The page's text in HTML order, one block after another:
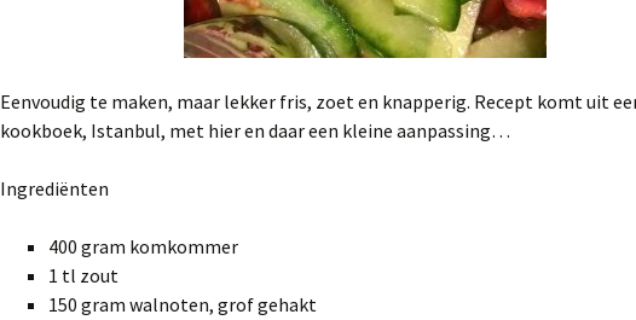
Eenvoudig te maken, maar lekker fris, zoet en knapperig. Recept komt uit
kookboek, Istanbul, met hier en daar een kleine aanpassing…
Ingrediënten
400 gram komkommer
1 tl zout
150 gram walnoten, grof gehakt